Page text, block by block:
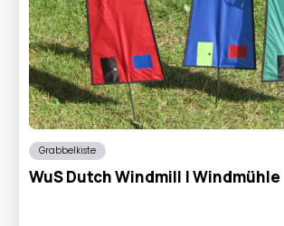
Grabbelkiste
WuS Dutch Windmill | Windmühle